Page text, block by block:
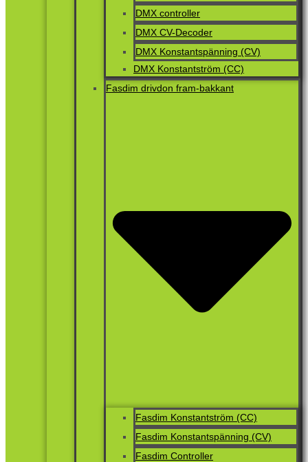
DMX controller
DMX CV-Decoder
DMX Konstantspänning (CV)
DMX Konstantström (CC)
Fasdim drivdon fram-bakkant
Fasdim Konstantström (CC)
Fasdim Konstantspänning (CV)
Fasdim Controller